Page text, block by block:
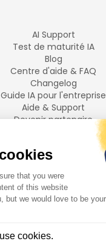
AI Support
Test de maturité IA
Blog
Centre d'aide & FAQ
Changelog
Guide IA pour l'entreprise
Aide & Support
Devenir partenaire
LANGUES
Français
English